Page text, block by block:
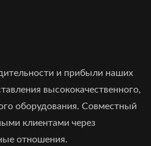
и прибыли наших
высококачественного,
оборудования. Совместный
клиентами через
отношения.